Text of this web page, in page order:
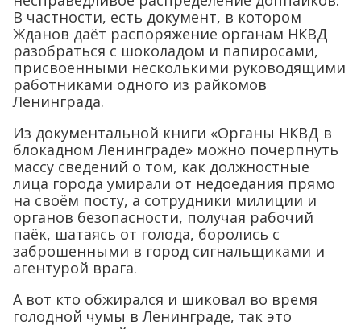
В частности, есть документ, в котором
Жданов даёт распоряжение органам НКВД
разобраться с шоколадом и папиросами,
присвоенными несколькими руководящими
работниками одного из райкомов
Ленинграда.
Из документальной книги «Органы НКВД в
блокадном Ленинграде» можно почерпнуть
массу сведений о том, как должностные
лица города умирали от недоедания прямо
на своём посту, а сотрудники милиции и
органов безопасности, получая рабочий
паёк, шатаясь от голода, боролись с
заброшенными в город сигнальщиками и
агентурой врага.
А вот кто обжирался и шиковал во время
голодной чумы в Ленинграде, так это